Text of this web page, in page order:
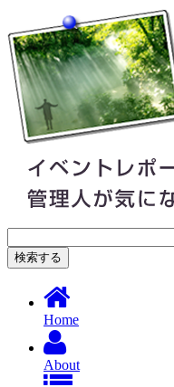
Home
About